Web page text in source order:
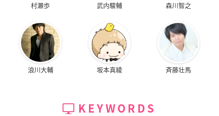
村瀬歩 武内駿輔 森川智之
浪川大輔 坂本真綾 斉藤壮馬
KEYWORDS